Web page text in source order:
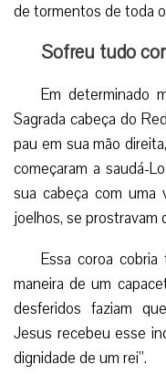
de tormentos de toda
Sofreu tudo
Em determinado
Sagrada cabeça do
pau em sua mão
começaram a saudá-
sua cabeça com uma
joelhos, se prostravam
Essa coroa
maneira de um
desferidos faziam
Jesus recebeu esse
dignidade de um rei”.